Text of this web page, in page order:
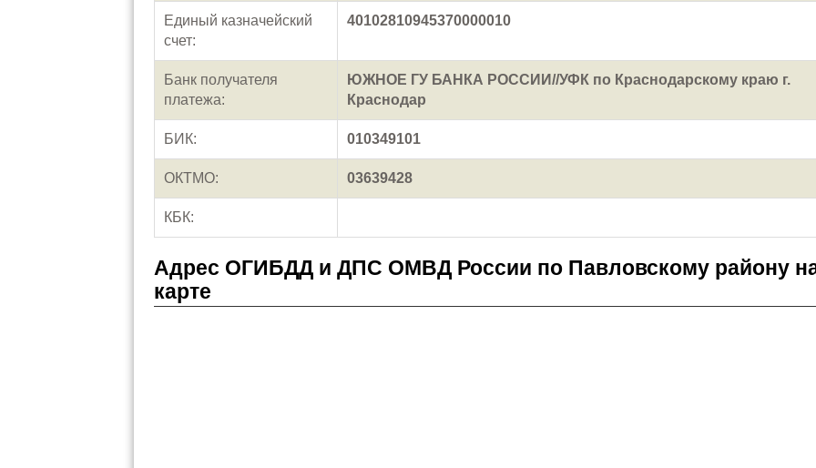
Единый казначейский
счет:
40102810945370000010
Банк получателя
платежа:
ЮЖНОЕ ГУ БАНКА РОССИИ//УФК по Краснодарскому краю г.
Краснодар
БИК: 010349101
ОКТМО: 03639428
КБК:
Адрес ОГИБДД и ДПС ОМВД России по Павловскому району
карте